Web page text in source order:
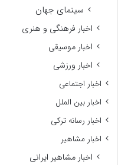
سینمای جهان
اخبار فرهنگی و هنری
اخبار موسیقی
اخبار ورزشی
اخبار اجتماعی
اخبار بین الملل
اخبار رسانه ترکی
اخبار مشاهیر
اخبار مشاهیر ایرانی